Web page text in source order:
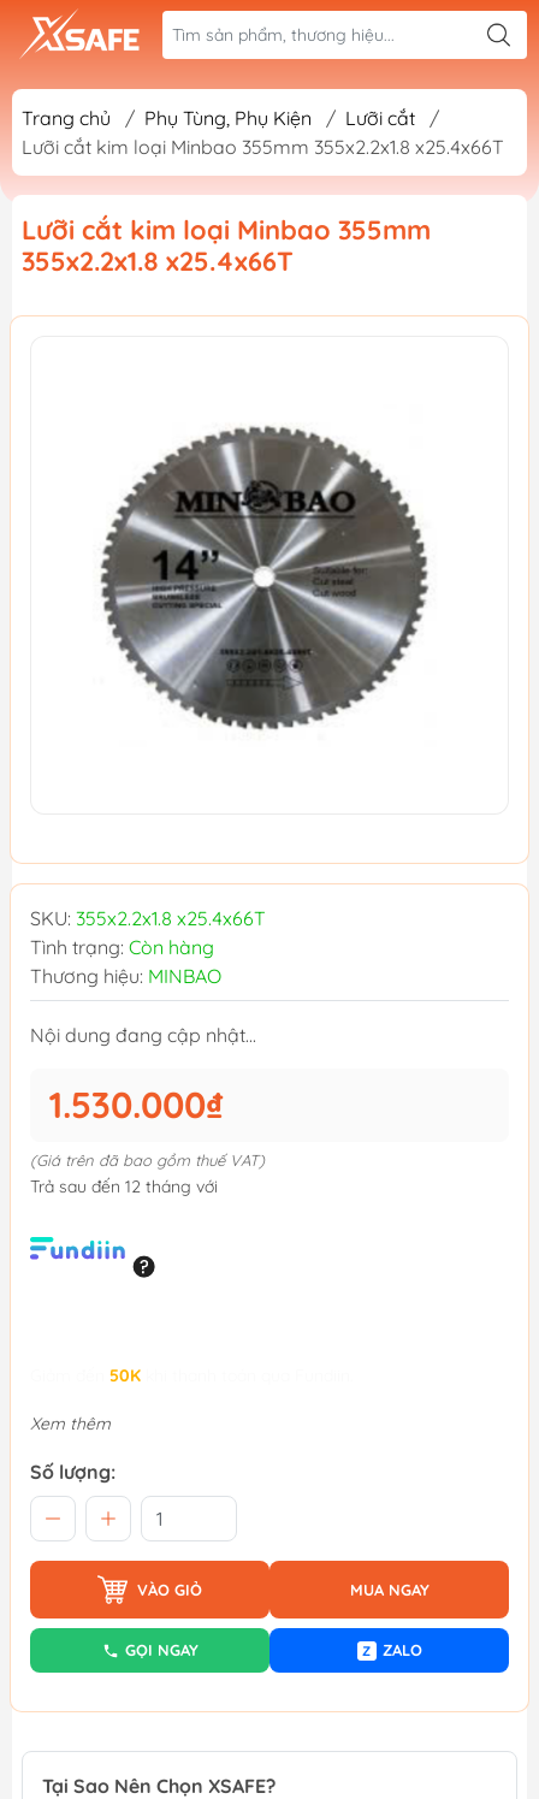
Trang chủ / Phụ Tùng, Phụ Kiện / Lưỡi cắt
/
Lưỡi cắt kim loại Minbao 355mm 355x2.2x1.8 x25.4x66T
Lưỡi cắt kim loại Minbao 355mm
355x2.2x1.8 x25.4x66T
SKU: 355x2.2x1.8 x25.4x66T
Tình trạng: Còn hàng
Thương hiệu: MINBAO
Nội dung đang cập nhật...
1.530.000₫
(Giá trên đã bao gồm thuế VAT)
Trả sau đến 12 tháng với
50K
Xem thêm
Số lượng:
VÀO GIỎ MUA NGAY
GỌI NGAY Z ZALO
Tại Sao Nên Chọn XSAFE?